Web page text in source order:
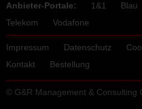
Anbieter-Portale: 1&1 Blau
Telekom
Vodafone
Impressum Datenschutz
Kontakt
Bestellung
© G&R Management & Consulting